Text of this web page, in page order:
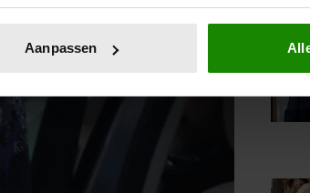
op specifieke eigenschappen
de Cookieverklaring.
personaliseren, om functies voor social
over uw gebruik van onze site met onze
deze gegevens combineren met andere
gebruik van hun services. U gaat akkoord
Aanpassen